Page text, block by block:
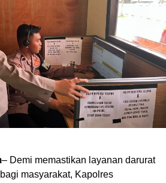
– Demi memastikan layanan darurat
masyarakat, Kapolres